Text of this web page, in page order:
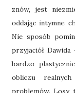
znów, jest
oddając intymne
Nie sposób
przyjaciół
bardzo
obliczu
problemów. Losy